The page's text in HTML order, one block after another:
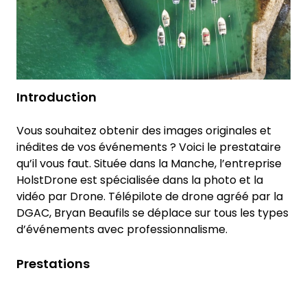
Introduction
Vous souhaitez obtenir des images originales et
inédites de vos événements ? Voici le prestataire
qu’il vous faut. Située dans la Manche, l’entreprise
HolstDrone est spécialisée dans la photo et la
vidéo par Drone. Télépilote de drone agréé par la
DGAC, Bryan Beaufils se déplace sur tous les types
d’événements avec professionnalisme.
Prestations